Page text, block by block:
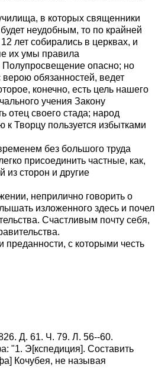
в которых священники
неудобным, то по крайней
лет собирались в церквах, и
их умы правила
Полупросвещение опасно; но
обязанностей, ведет
конечно, есть цель нашего
учения Закону
отец своего стада; народ
к Творцу пользуется избытками
без большого труда
присоединить частные, как,
из сторон и другие
неприлично говорить о
изложенного здесь и почел
Счастливым почту себя,
с которыми честь
Д. 61. Ч. 79. Л. 56--60.
"1. Э[кспедиция]. Составить
Кочубея, не называя